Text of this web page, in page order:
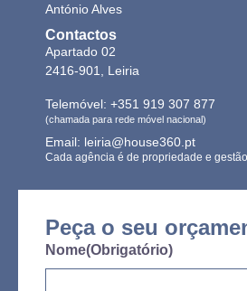
António Alves
Contactos
Apartado 02
2416-901, Leiria
Telemóvel: +351 919 307 877
(chamada para rede móvel nacional)
Email: leiria@house360.pt
Cada agência é de propriedade e
Peça o seu
Nome(Obrigatório)